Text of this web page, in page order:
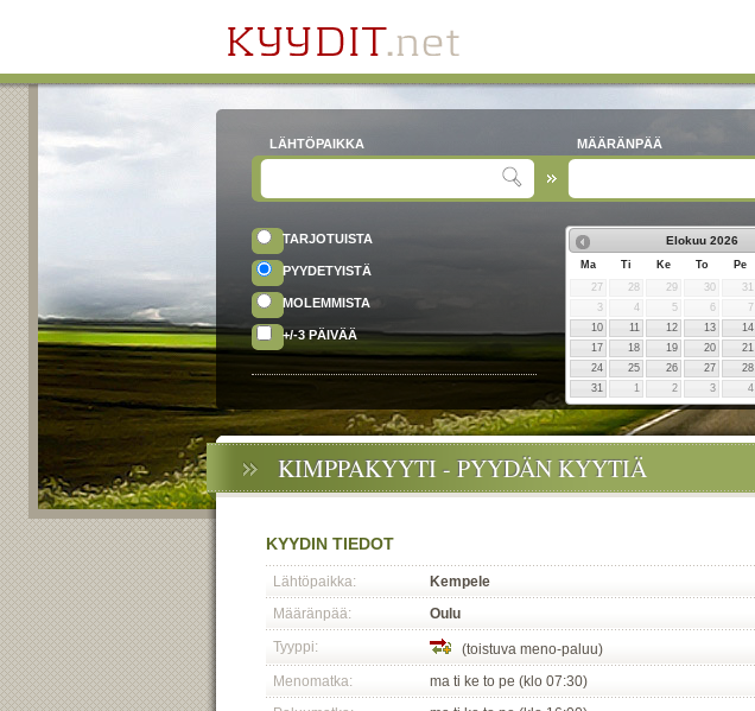
LÄHTÖPAIKKA MÄÄRÄNPÄÄ
TARJOTUISTA
PYYDETYISTÄ
MOLEMMISTA
+/-3 PÄIVÄÄ
Elokuu 2026
Ma Ti Ke To Pe
27
28 29 30 31
3
4 5 6 7
10
11 12 13 14
17
18 19 20 21
24
25 26 27 28
31
1 2 3 4
KIMPPAKYYTI - PYYDÄN KYYTIÄ
KYYDIN TIEDOT
Lähtöpaikka:
Kempele
Määränpää:
Oulu
Tyyppi:
(toistuva meno-paluu)
Menomatka:
ma ti ke to pe (klo 07:30)